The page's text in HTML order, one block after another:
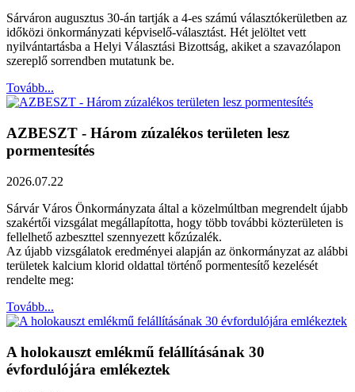
Sárváron augusztus 30-án tartják a 4-es számú választókerületben az
időközi önkormányzati képviselő-választást. Hét jelöltet vett
nyilvántartásba a Helyi Választási Bizottság, akiket a szavazólapon
szereplő sorrendben mutatunk be.
Tovább...
AZBESZT - Három zúzalékos területen lesz
pormentesítés
2026.07.22
Sárvár Város Önkormányzata által a közelmúltban megrendelt újabb
szakértői vizsgálat megállapította, hogy több további közterületen is
fellelhető azbeszttel szennyezett kőzúzalék.
Az újabb vizsgálatok eredményei alapján az önkormányzat az alábbi
területek kalcium klorid oldattal történő pormentesítő kezelését
rendelte meg:
Tovább...
A holokauszt emlékmű felállításának 30
évfordulójára emlékeztek